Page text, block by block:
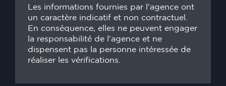
Les informations fournies par l'agence ont
un caractère indicatif et non contractuel.
En conséquence, elles ne peuvent engager
la responsabilité de l'agence et ne
dispensent pas la personne intéressée de
réaliser les vérifications.